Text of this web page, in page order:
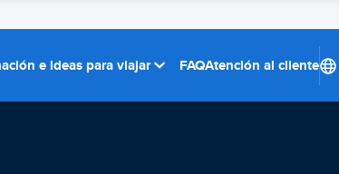
e ideas para viajar FAQAtención al cliente